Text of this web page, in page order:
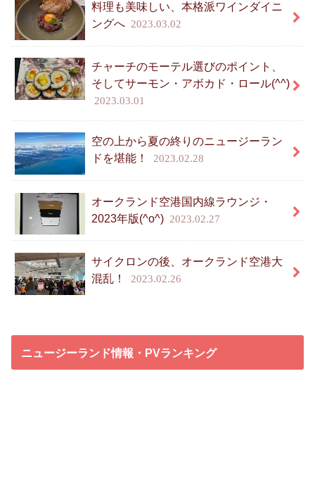
料理も美味しい、本格派ワインダイニ
ングへ 2023.03.02
チャーチのモーテル選びのポイント、
そしてサーモン・アボカド・ロール(^^)
2023.03.01
空の上から夏の終りのニュージーラン
ドを堪能！
2023.02.28
オークランド空港国内線ラウンジ・
2023年版(^o^) 2023.02.27
サイクロンの後、オークランド空港大
混乱！
2023.02.26
ニュージーランド情報・PVランキング